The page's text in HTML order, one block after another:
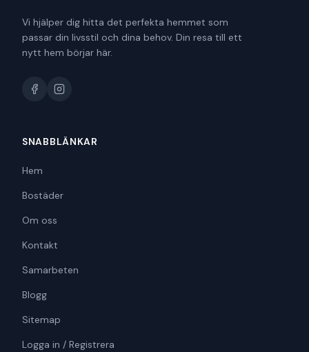
Vi hjälper dig hitta det perfekta hemmet som
passar din livsstil och dina behov. Din resa till ett
nytt hem börjar här.
SNABBLÄNKAR
Hem
Bostäder
Om oss
Kontakt
Samarbeten
Blogg
Sitemap
Logga in / Registrera